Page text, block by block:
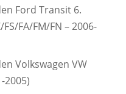
Ford Transit 6.
FA/FM/FN – 2006-
Volkswagen VW
2005)